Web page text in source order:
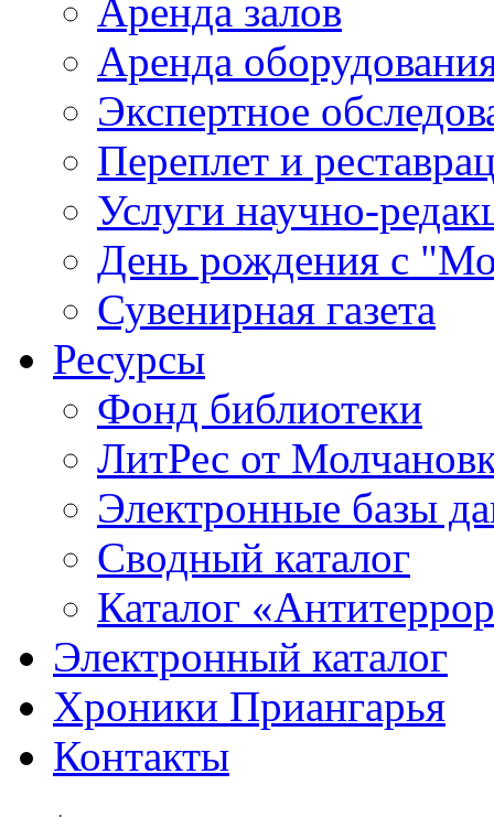
Аренда залов
Аренда
Экспертное
Переплет и
Услуги научно-
День рождения с
Сувенирная газета
Ресурсы
Фонд библиотеки
ЛитРес от
Электронные базы
Сводный каталог
Каталог
Электронный каталог
Хроники Приангарья
Контакты